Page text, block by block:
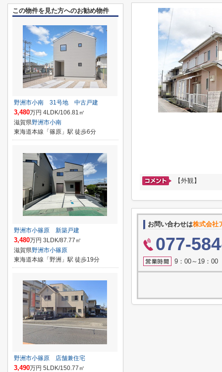
【外観】
お問い合わせは株式会社
077-
9：00～19：00
この物件を見た方へのお勧め物件
野洲市小南 31号地 中古戸建
3,480万円 4LDK/106.81㎡
滋賀県野洲市小南
東海道本線「篠原」駅 徒歩6分
野洲市小篠原 新築戸建
3,480万円 3LDK/87.77㎡
滋賀県野洲市小篠原
東海道本線「野洲」駅 徒歩19分
野洲市小篠原 店舗兼住宅
3,490万円 5LDK/150.77㎡